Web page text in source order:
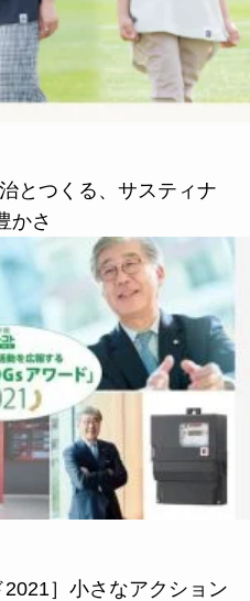
とつくる、サスティナ
かさ
2021］小さなアクション